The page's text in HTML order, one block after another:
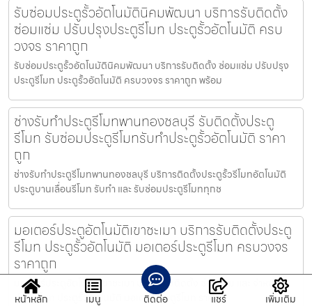
รับซ่อมประตูรั้วอัตโนมัตินิคมพัฒนา บริการรับติดตั้ง
ซ่อมแซ่ม ปรับปรุงประตูรีโมท ประตูรั้วอัตโนมัติ ครบ
วงจร ราคาถูก
รับซ่อมประตูรั้วอัตโนมัตินิคมพัฒนา บริการรับติดตั้ง ซ่อมแซ่ม ปรับปรุง
ประตูรีโมท ประตูรั้วอัตโนมัติ ครบวงจร ราคาถูก พร้อม
ช่างรับทำประตูรีโมทพานทองชลบุรี รับติดตั้งประตู
รีโมท รับซ่อมประตูรีโมทรับทำประตูรั้วอัตโนมัติ ราคา
ถูก
ช่างรับทำประตูรีโมทพานทองชลบุรี บริการติดตั้งประตูรั้วรีโมทอัตโนมัติ
ประตูบานเลื่อนรีโมท รับทำ และ รับซ่อมประตูรีโมททุกช
มอเตอร์ประตูอัตโนมัติเขาชะเมา บริการรับติดตั้งประตู
รีโมท ประตูรั้วอัตโนมัติ มอเตอร์ประตูรีโมท ครบวงจร
ราคาถูก
มอเตอร์ประตูอัตโนมัติเขาชะเมา บริการรับติดตั้ง ซ่อมแซม และ จำหน่าย
ประตูรีโมท ประตูรั้วอัตโนมัติ มอเตอร์ประตูรีโมท ราคาถู
หน้าหลัก เมนู ติดต่อ แชร์ เพิ่มเติม